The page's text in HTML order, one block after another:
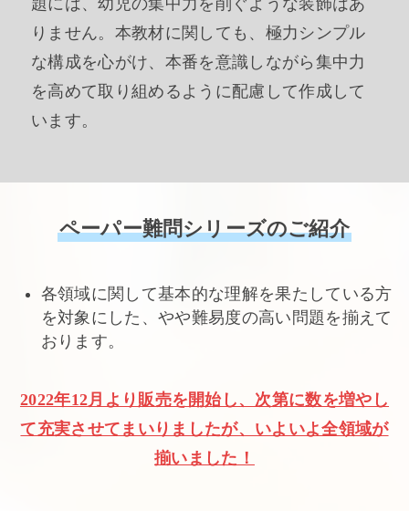
りません。本教材に関しても、極力シンプル
な構成を心がけ、本番を意識しながら集中力
を高めて取り組めるように配慮して作成して
います。
ペーパー難問シリーズのご紹介
各領域に関して基本的な理解を果たしている方
を対象にした、やや難易度の高い問題を揃えて
おります。
2022年12月より販売を開始し、次第に数を増やし
て充実させてまいりましたが、いよいよ全領域が
揃いました！